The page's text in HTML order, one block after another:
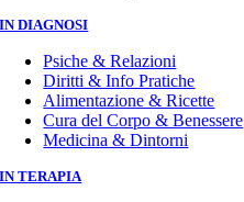
IN DIAGNOSI
Psiche & Relazioni
Diritti & Info Pratiche
Alimentazione & Ricette
Cura del Corpo & Benessere
Medicina & Dintorni
IN TERAPIA